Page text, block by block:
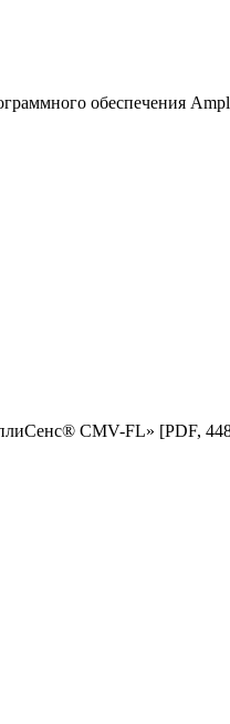
обеспечения
CMV-FL» [PDF,